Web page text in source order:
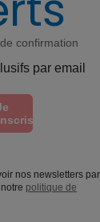
confirmation
par email
nos newsletters par
politique de